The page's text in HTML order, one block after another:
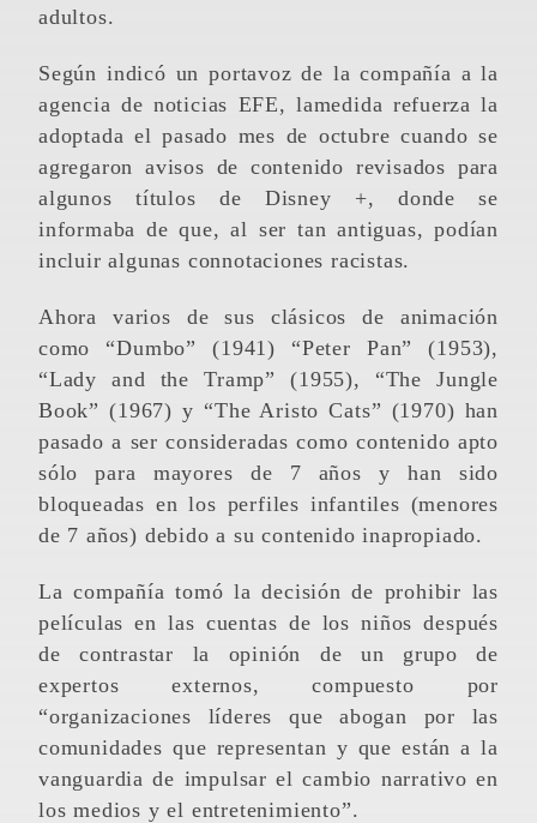
adultos.
Según indicó un portavoz de la compañía a la
agencia de noticias EFE, lamedida refuerza la
adoptada el pasado mes de octubre cuando se
agregaron avisos de contenido revisados para
algunos títulos de Disney +, donde se
informaba de que, al ser tan antiguas, podían
incluir algunas connotaciones racistas.
Ahora varios de sus clásicos de animación
como “Dumbo” (1941) “Peter Pan” (1953),
“Lady and the Tramp” (1955), “The Jungle
Book” (1967) y “The Aristo Cats” (1970) han
pasado a ser consideradas como contenido apto
sólo para mayores de 7 años y han sido
bloqueadas en los perfiles infantiles (menores
de 7 años) debido a su contenido inapropiado.
La compañía tomó la decisión de prohibir las
películas en las cuentas de los niños después
de contrastar la opinión de un grupo de
expertos externos, compuesto por
“organizaciones líderes que abogan por las
comunidades que representan y que están a la
vanguardia de impulsar el cambio narrativo en
los medios y el entretenimiento”.